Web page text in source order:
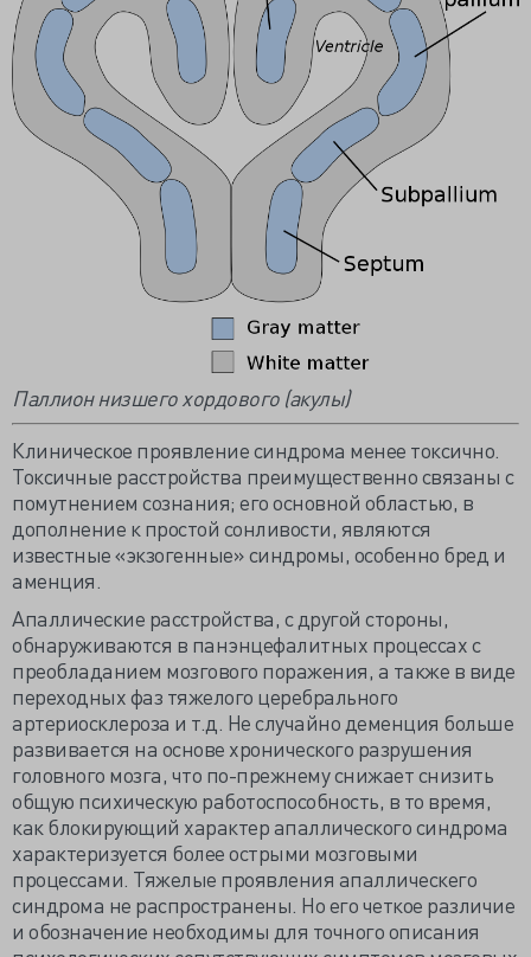
Паллион низшего хордового (акулы)
Клиническое проявление синдрома менее токсично.
Токсичные расстройства преимущественно связаны с
помутнением сознания; его основной областью, в
дополнение к простой сонливости, являются
известные «экзогенные» синдромы, особенно бред и
аменция.
Апаллические расстройства, с другой стороны,
обнаруживаются в панэнцефалитных процессах с
преобладанием мозгового поражения, а также в виде
переходных фаз тяжелого церебрального
артериосклероза и т.д. Не случайно деменция больше
развивается на основе хронического разрушения
головного мозга, что по-прежнему снижает снизить
общую психическую работоспособность, в то время,
как блокирующий характер апаллического синдрома
характеризуется более острыми мозговыми
процессами. Тяжелые проявления апаллическего
синдрома не распространены. Но его четкое различие
и обозначение необходимы для точного описания